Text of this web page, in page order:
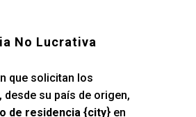
No Lucrativa
que solicitan los
desde su país de origen,
de residencia {city} en